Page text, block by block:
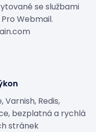
se službami
Webmail.
Varnish, Redis,
bezplatná a rychlá
stránek